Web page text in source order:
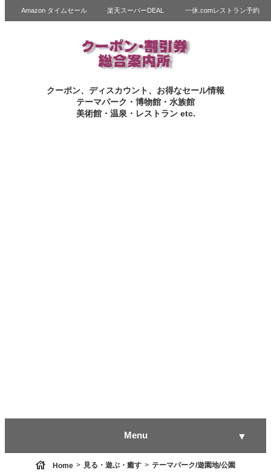
Amazon タイムセール 楽天スーパーDEAL 一休.comレストラン予約
クーポン、ディスカウント、お得なセール情報
テーマパーク・博物館・水族館
美術館・温泉・レストラン etc.
Menu ▼
house Home 見る・遊ぶ・癒す
テーマパーク/遊園地/公園